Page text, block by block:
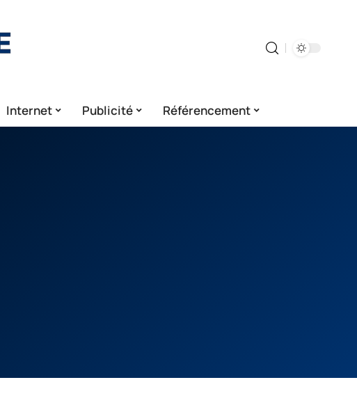
Internet Publicité Référencement